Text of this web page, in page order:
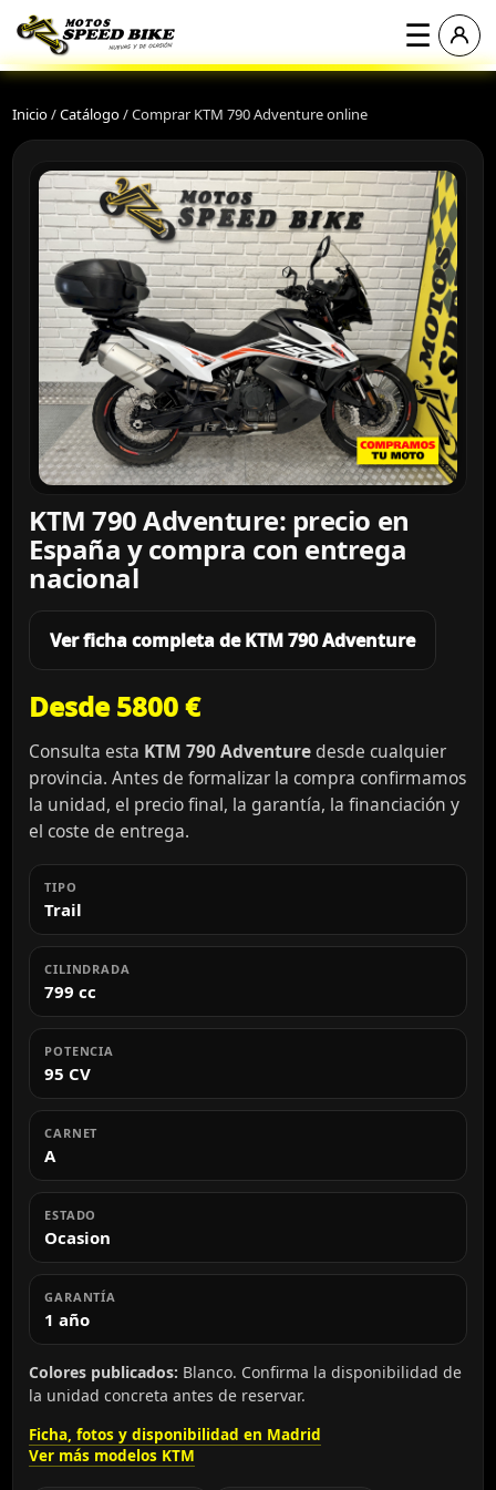
☰
Inicio/Catálogo/Comprar KTM 790 Adventure online
KTM 790 Adventure: precio en
España y compra con entrega
nacional
Ver ficha completa de KTM 790 Adventure
Desde 5800 €
Consulta esta KTM 790 Adventure desde cualquier
provincia. Antes de formalizar la compra confirmamos
la unidad, el precio final, la garantía, la financiación y
el coste de entrega.
TIPO
Trail
CILINDRADA
799 cc
POTENCIA
95 CV
CARNET
A
ESTADO
Ocasion
GARANTÍA
1 año
Colores publicados: Blanco. Confirma la disponibilidad de
la unidad concreta antes de reservar.
Ficha, fotos y disponibilidad en Madrid
Ver más modelos KTM